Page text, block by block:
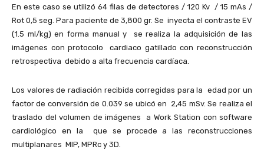
En este caso se utilizó 64 filas de detectores / 120 Kv / 15 mAs /
Rot 0,5 seg. Para paciente de 3,800 gr. Se inyecta el contraste EV
(1.5 ml/kg) en forma manual y se realiza la adquisición de las
imágenes con protocolo cardiaco gatillado con reconstrucción
retrospectiva debido a alta frecuencia cardíaca.
Los valores de radiación recibida corregidas para la edad por un
factor de conversión de 0.039 se ubicó en 2,45 mSv. Se realiza el
traslado del volumen de imágenes a Work Station con software
cardiológico en la que se procede a las reconstrucciones
multiplanares MIP, MPRc y 3D.